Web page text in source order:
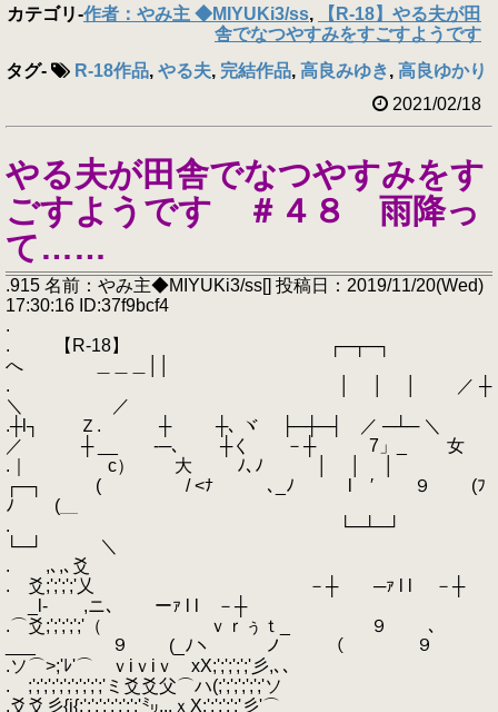
カテゴリ-作者：やみ主 ◆MIYUKi3/ss,
【R-18】やる夫が田
舎でなつやすみをすごすようです
タグ- R-18作品, やる夫, 完結作品, 高良みゆき, 高良ゆかり
2021/02/18
やる夫が田舎でなつやすみをす
ごすようです ＃４８ 雨降っ
て……
.915 名前：やみ主◆MIYUKi3/ss[] 投稿日：2019/11/20(Wed)
17:30:16 ID:37f9bcf4
.
. 【R-18】 ┌─┬─┐
へ ＿＿＿││
. │ │ │ ／ ┼
＼ ／
.┼l┐ Ｚ. ┼ ┼､ ヾ ├─┼─┤ ／ ─┴─ ＼
／ ┼ __ -─､ ┼く －┼ 7」_ 女
.｜ c） 大 ﾉ､ﾉ │ │ │
┌─┐ ( / <ﾅ ､_ﾉ l ′ ９ (ﾌ
ﾉ (＿
. └─┴─┘
└─┘ ＼
. ,､,､爻
. 爻;';';';'乂 －┼ ─ｧ l l －┼
_l‐ ,ニ､ ーｧ l l －┼
.⌒爻;';';';';'（ ｖｒぅｔ_ ９ ､
___ ９ (_ﾉヽ ノ （ ９
.ソ⌒>;'ﾚ'⌒ ｖiｖiｖ xX;';';';';'彡,､､
. ;';';';';';';';';';'ミ爻爻父⌒ハ(;';';';';';'ソ
.爻爻彡{i{;';';';';';';';'㍉..,ｘX;';';';';'彡'⌒